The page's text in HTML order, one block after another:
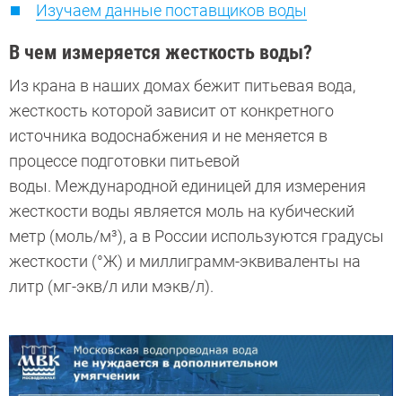
Изучаем данные поставщиков воды
В чем измеряется жесткость воды?
Из крана в наших домах бежит питьевая вода,
жесткость которой зависит от конкретного
источника водоснабжения и не меняется в
процессе подготовки питьевой
воды. Международной единицей для измерения
жесткости воды является моль на кубический
метр (моль/м³), а в России используются градусы
жесткости (°Ж) и миллиграмм-эквиваленты на
литр (мг-экв/л или мэкв/л).